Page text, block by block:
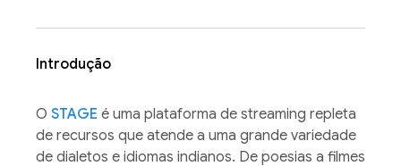
Introdução
O STAGE é uma plataforma de streaming repleta
de recursos que atende a uma grande variedade
de dialetos e idiomas indianos. De poesias a filmes